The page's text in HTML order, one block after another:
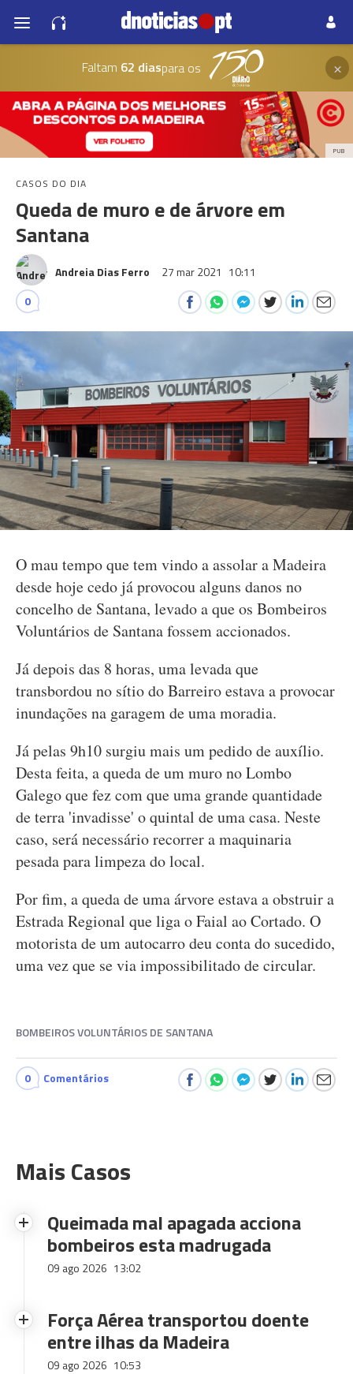
Faltam 62 diaspara os ×
PUB
CASOS DO DIA
Queda de muro e de árvore em
Santana
Andreia Dias Ferro 27 mar 2021 10:11
0
O mau tempo que tem vindo a assolar a Madeira
desde hoje cedo já provocou alguns danos no
concelho de Santana, levado a que os Bombeiros
Voluntários de Santana fossem accionados.
Já depois das 8 horas, uma levada que
transbordou no sítio do Barreiro estava a provocar
inundações na garagem de uma moradia.
Já pelas 9h10 surgiu mais um pedido de auxílio.
Desta feita, a queda de um muro no Lombo
Galego que fez com que uma grande quantidade
de terra 'invadisse' o quintal de uma casa. Neste
caso, será necessário recorrer a maquinaria
pesada para limpeza do local.
Por fim, a queda de uma árvore estava a obstruir a
Estrada Regional que liga o Faial ao Cortado. O
motorista de um autocarro deu conta do sucedido,
uma vez que se via impossibilitado de circular.
BOMBEIROS VOLUNTÁRIOS DE SANTANA
0 Comentários
Mais Casos
Queimada mal apagada acciona
bombeiros esta madrugada
09 ago 2026 13:02
Força Aérea transportou doente
entre ilhas da Madeira
09 ago 2026 10:53